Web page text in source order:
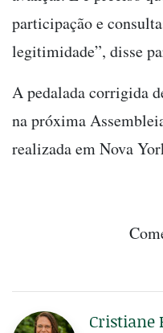
participação e
legitimidade”, disse
A pedalada corrigida
na próxima
realizada em Nova
Cristiane